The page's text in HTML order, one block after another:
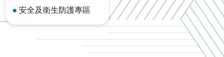
安全及衛生防護專區